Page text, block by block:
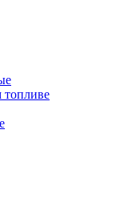
топливе